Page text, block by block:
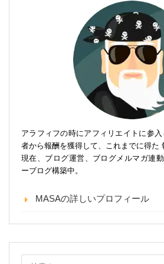
アラフィフの時にアフィリエイトに参
者から報酬を獲得して、これまでに得た
現在、ブログ運営、ブログメルマガ連
ーブログ構築中。
MASAの詳しいプロフィール